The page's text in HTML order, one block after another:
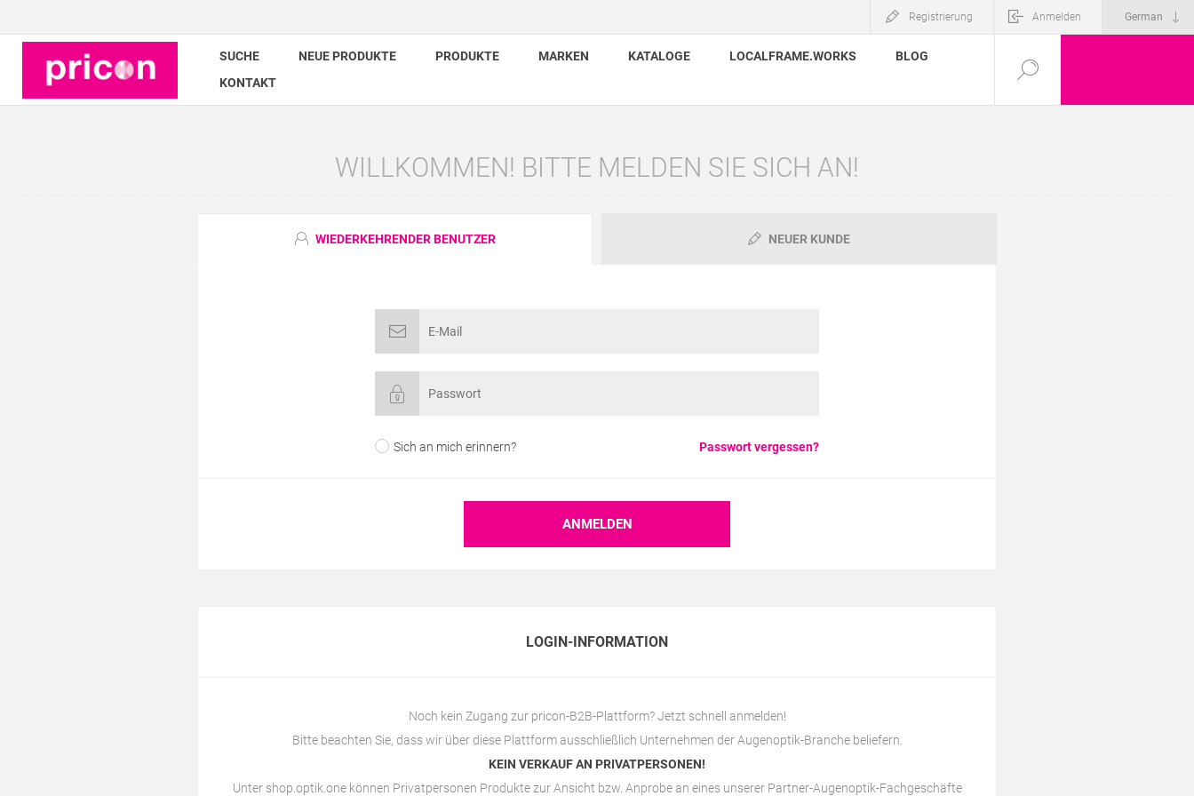
Registrierung Anmelden
SUCHE NEUE PRODUKTE PRODUKTE MARKEN KATALOGE LOCALFRAME.WORKS
BLOG
KONTAKT
WILLKOMMEN! BITTE MELDEN SIE SICH AN!
WIEDERKEHRENDER BENUTZER NEUER KUNDE
Sich an mich erinnern? Passwort vergessen?
LOGIN-INFORMATION
Noch kein Zugang zur pricon-B2B-Plattform? Jetzt schnell anmelden!
Bitte beachten Sie, dass wir über diese Plattform ausschließlich Unternehmen der Augenoptik-Branche beliefern.
KEIN VERKAUF AN PRIVATPERSONEN!
Unter shop.optik.onekönnen Privatpersonen Produkte zur Ansicht bzw. Anprobe an eines unserer Partner-Augenoptik-Fachgeschäfte